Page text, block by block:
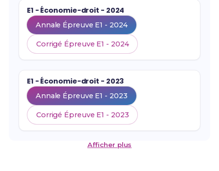
E1 - Économie-droit - 2024
Annale Épreuve E1 - 2024
Corrigé Épreuve E1 - 2024
E1 - Économie-droit - 2023
Annale Épreuve E1 - 2023
Corrigé Épreuve E1 - 2023
Afficher plus